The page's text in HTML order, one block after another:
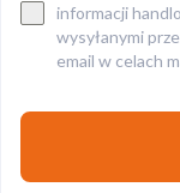
informacji
wysyłanymi
email w celach